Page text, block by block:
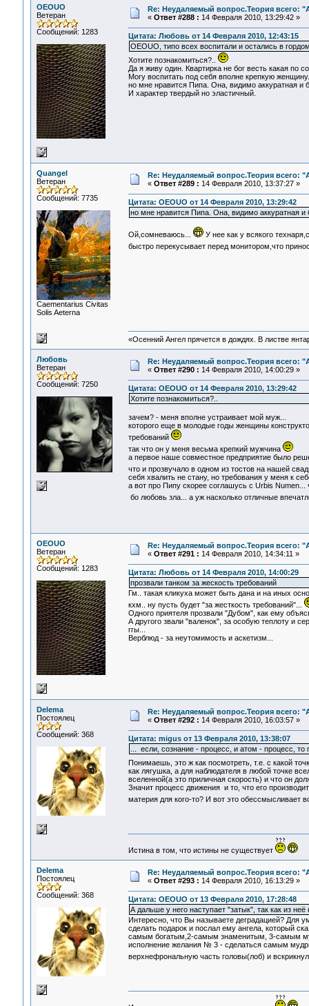
OEOUO
Ветеран
Сообщений: 1283
Re: Неудаляемый вопрос.Теория всего:
« Ответ #288 : 14 Февраля 2010, 13:29:42 »
Цитата: Любовь от 14 Февраля 2010, 12:43:15
OEOUO, типо всех воспитали и остались в
Хотите познакомиться?..
Да я живу один. Квартирка не бог весть какая по
Могу воспитать под себя вполне крепкую
но мне нравится Пипа. Она, видимо аккуратная и
И характер твердый но эластичный.
Quangel
Ветеран
Сообщений: 7735
Сaementarius Civitas
Solis Aeterna
Re: Неудаляемый вопрос.Теория всего:
« Ответ #289 : 14 Февраля 2010, 13:37:27 »
Цитата: OEOUO от 14 Февраля 2010, 13:29:42
но мне нравится Пипа. Она, видимо аккуратная и
Ой,сомневаюсь...
У нее как у всякого
быстро перекусывает перед монитором,что
«Осенний Ангел прячется в дождях. В листве
Любовь
Ветеран
Сообщений: 7250
Re: Неудаляемый вопрос.Теория всего:
« Ответ #290 : 14 Февраля 2010, 14:00:29 »
Цитата: OEOUO от 14 Февраля 2010, 13:29:42
Хотите познакомиться?..
зачем? - меня вполне устраивает мой муж...
которого еще в молодые годы женщины
требований
так что он у меня весьма крепкий мужчина
а первое наше совместное предприятие было
что и прозвучало в одном из тостов на нашей
себя хвалить не стану, но требования у меня к
а вот про Пипу скорее соглашусь с Urbis
бо любовь зла... а уж насколько отличные
OEOUO
Ветеран
Сообщений: 1283
Re: Неудаляемый вопрос.Теория всего:
« Ответ #291 : 14 Февраля 2010, 14:34:11 »
Цитата: Любовь от 14 Февраля 2010, 14:00:29
прозвали танком за жескость требований
Гм.. такая кликуха может быть дана и на иных
кхм.. ну пусть будет "за жесткость требований"...
Одного приятеля прозвали "Дубом", как ему
А другого звали "валенок", за особую теплоту и
ггы...
Верблюд - за неутомимость и аскетизм...
Delema
Постоялец
Сообщений: 368
Re: Неудаляемый вопрос.Теория всего:
« Ответ #292 : 14 Февраля 2010, 16:03:57 »
Цитата: migus от 13 Февраля 2010, 13:38:07
... если, сознание - процесс, и атом - процесс,
Понимаешь, это ж как посмотреть, т.е. с какой
как лягушка, а для наблюдателя в любой точке
вселенной(а это приличная скорость) и что он
Значит процесс движения и то, что его
материя для кого-то? И вот это
Истина в том, что истины не существует
Delema
Постоялец
Сообщений: 368
Re: Неудаляемый вопрос.Теория всего:
« Ответ #293 : 14 Февраля 2010, 16:13:29 »
Цитата: OEOUO от 13 Февраля 2010, 17:28:48
А дальше у него наступает "затык", так как из
Интересно, что Вы называете деградацией? Для
сделать подарок и послал ему ангела, который
самым богатым,2-самым знаменитым, 3-самым
исполнение желания № 3 - сделаться самым
верхнефрональную часть головы(лоб) и